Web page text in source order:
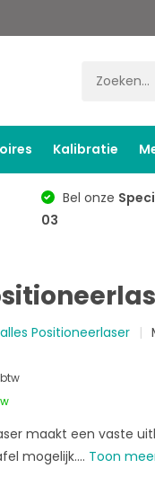
Kalibratie
Bel onze
03
Positioneerlaser
maakt een vaste
mogelijk.... Toon